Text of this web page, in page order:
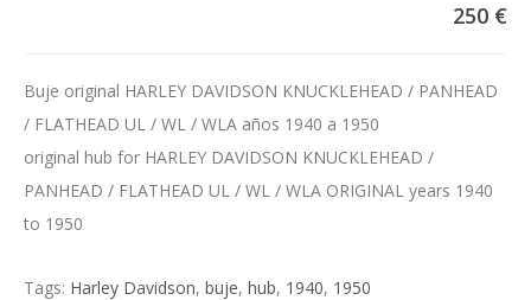
250 €
Buje original HARLEY DAVIDSON KNUCKLEHEAD / PANHEAD
/ FLATHEAD UL / WL / WLA años 1940 a 1950
original hub for HARLEY DAVIDSON KNUCKLEHEAD /
PANHEAD / FLATHEAD UL / WL / WLA ORIGINAL years 1940
to 1950
Tags: Harley Davidson, buje, hub, 1940, 1950